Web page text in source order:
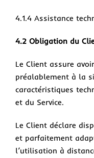
4.1.4 Assistance
4.2 Obligation du
Le Client assure
préalablement à la
caractéristiques
et du Service.
Le Client déclare
et parfaitement
l’utilisation à